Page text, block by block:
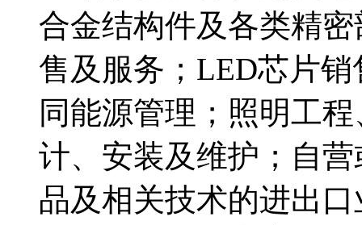
合金结构件及各类精
售及服务；LED芯片
同能源管理；照明工
计、安装及维护；自
品及相关技术的进出